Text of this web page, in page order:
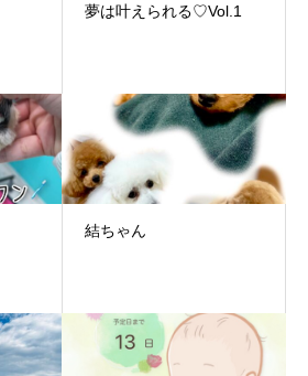
夢は叶えられる♡Vol.1
結ちゃん